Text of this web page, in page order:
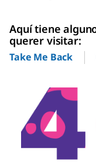
Aquí tiene
querer visitar:
Take Me Back